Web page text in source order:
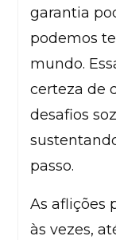
garantia
podemos
mundo.
certeza de
desafios
passo.
As aflições
às vezes,